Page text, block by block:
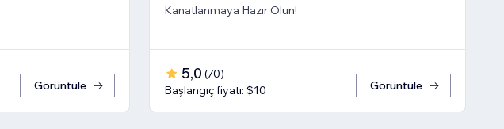
Görüntüle
Kanatlanmaya Hazır Olun!
5,0 (70)
Başlangıç fiyatı: $10
Görüntüle